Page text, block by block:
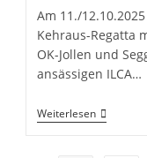
Am 11./
Kehraus-Regatta
OK-Jollen und
ansässigen ILCA…
WeiterlesenKehraus
2025